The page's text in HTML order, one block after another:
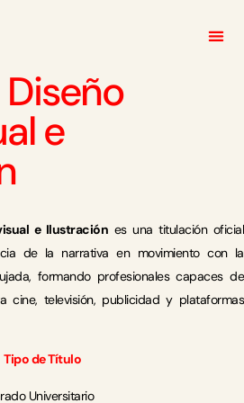
e
e Ilustración es una titulación oficial
de la narrativa en movimiento con la
formando profesionales capaces de
cine, televisión, publicidad y plataformas
Tipo de Título
Universitario